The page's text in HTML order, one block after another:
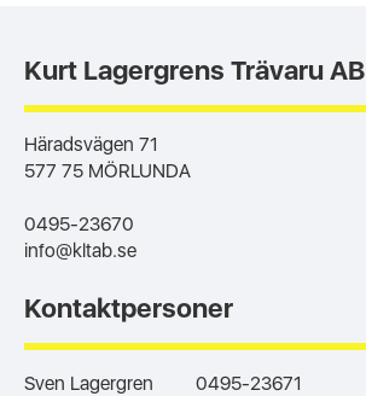
Kurt Lagergrens Trävaru AB
Häradsvägen 71
577 75 MÖRLUNDA
0495-23670
info@kltab.se
Kontaktpersoner
Sven Lagergren
0495-23671